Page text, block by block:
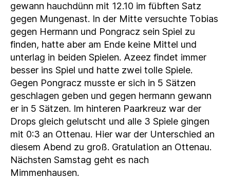
gewann hauchdünn mit 12.10 im fübften Satz
gegen Mungenast. In der Mitte versuchte Tobias
gegen Hermann und Pongracz sein Spiel zu
finden, hatte aber am Ende keine Mittel und
unterlag in beiden Spielen. Azeez findet immer
besser ins Spiel und hatte zwei tolle Spiele.
Gegen Pongracz musste er sich in 5 Sätzen
geschlagen geben und gegen hermann gewann
er in 5 Sätzen. Im hinteren Paarkreuz war der
Drops gleich gelutscht und alle 3 Spiele gingen
mit 0:3 an Ottenau. Hier war der Unterschied an
diesem Abend zu groß. Gratulation an Ottenau.
Nächsten Samstag geht es nach
Mimmenhausen.